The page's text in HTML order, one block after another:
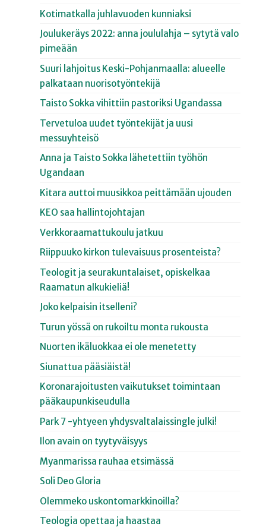
Kotimatkalla juhlavuoden kunniaksi
Joulukeräys 2022: anna joululahja – sytytä valo
pimeään
Suuri lahjoitus Keski-Pohjanmaalla: alueelle
palkataan nuorisotyöntekijä
Taisto Sokka vihittiin pastoriksi Ugandassa
Tervetuloa uudet työntekijät ja uusi
messuyhteisö
Anna ja Taisto Sokka lähetettiin työhön
Ugandaan
Kitara auttoi muusikkoa peittämään ujouden
KEO saa hallintojohtajan
Verkkoraamattukoulu jatkuu
Riippuuko kirkon tulevaisuus prosenteista?
Teologit ja seurakuntalaiset, opiskelkaa
Raamatun alkukieliä!
Joko kelpaisin itselleni?
Turun yössä on rukoiltu monta rukousta
Nuorten ikäluokkaa ei ole menetetty
Siunattua pääsiäistä!
Koronarajoitusten vaikutukset toimintaan
pääkaupunkiseudulla
Park 7 -yhtyeen yhdysvaltalaissingle julki!
Ilon avain on tyytyväisyys
Myanmarissa rauhaa etsimässä
Soli Deo Gloria
Olemmeko uskontomarkkinoilla?
Teologia opettaa ja haastaa